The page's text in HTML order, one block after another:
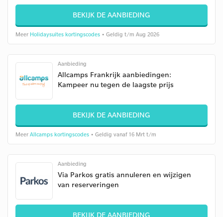
BEKIJK DE AANBIEDING
Meer Holidaysuites kortingscodes • Geldig t/m Aug 2026
Aanbieding
Allcamps Frankrijk aanbiedingen:
Kampeer nu tegen de laagste prijs
BEKIJK DE AANBIEDING
Meer Allcamps kortingscodes • Geldig vanaf 16 Mrt t/m
Aanbieding
Via Parkos gratis annuleren en wijzigen
van reserveringen
BEKIJK DE AANBIEDING